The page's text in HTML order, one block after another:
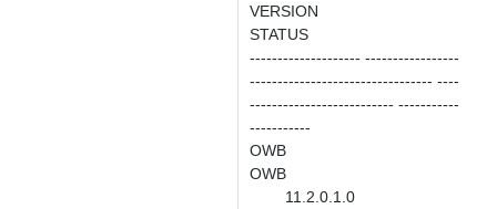
VERSION
STATUS
-------------------- -----------------
--------------------------------- ----
-------------------------- -----------
-----------
OWB
OWB
11.2.0.1.0